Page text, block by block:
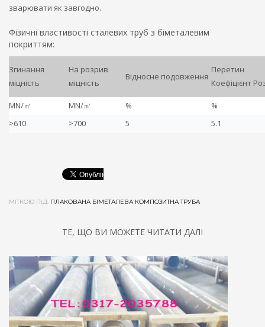
зварювати як завгодно.
Фізичні властивості сталевих труб з біметалевим
покриттям:
Згинання
міцність
На розрив
міцність
Відносне подовження
Перетин
Коефіцієнт
MN/㎡ MN/㎡ %
%
>610
>700 5 5.1
МІТКОЮ ПІД: ПЛАКОВАНА БІМЕТАЛЕВА КОМПОЗИТНА ТРУБА
ТЕ, ЩО ВИ МОЖЕТЕ ЧИТАТИ ДАЛІ